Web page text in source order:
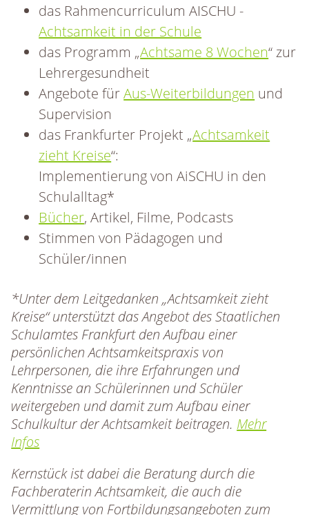
das Rahmencurriculum AISCHU -
Achtsamkeit in der Schule
das Programm „Achtsame 8 Wochen“ zur
Lehrergesundheit
Angebote fürAus-Weiterbildungen und
Supervision
das Frankfurter Projekt „Achtsamkeit
zieht Kreise“:
Implementierung von AiSCHU in den
Schulalltag*
Bücher, Artikel, Filme, Podcasts
Stimmen von Pädagogen und
Schüler/innen
*Unter dem Leitgedanken „Achtsamkeit zieht
Kreise“ unterstützt das Angebot des Staatlichen
Schulamtes Frankfurt den Aufbau einer
persönlichen Achtsamkeitspraxis von
Lehrpersonen, die ihre Erfahrungen und
Kenntnisse an Schülerinnen und Schüler
weitergeben und damit zum Aufbau einer
Schulkultur der Achtsamkeit beitragen. Mehr
Infos
Kernstück ist dabei die Beratung durch die
Fachberaterin Achtsamkeit, die auch die
Vermittlung von Fortbildungsangeboten zum